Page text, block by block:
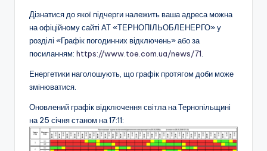
Дізнатися до якої підчерги належить ваша адреса можна
на офіційному сайті АТ «ТЕРНОПІЛЬОБЛЕНЕРГО» у
розділі «Графік погодинних відключень» або за
посиланням: https://www.toe.com.ua/news/71.
Енергетики наголошують, що графік протягом доби може
змінюватися.
Оновлений графік відключення світла на Тернопільщині
на 25 січня станом на 17:11: